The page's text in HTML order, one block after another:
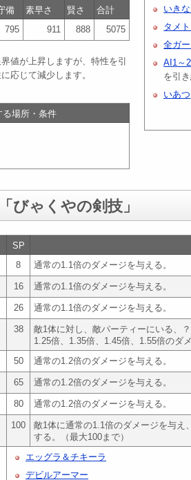
備 素早さ 賢さ
合計
795 911 888 5075
値が上昇しますが、特性を引
応じて減少します。
る場所・条件
いき
タメ
全ガ
AI1～
を引
いあつ
びゃくやの剣技」
SP
8 通常の1.1倍のダメージを与える。
16 通常の1.1倍のダメージを与える。
26 通常の1.1倍のダメージを与える。
38
敵1体に対し、敵パーティーにいる、
1.25倍、1.35倍、1.45倍、1.55倍のダ
50 通常の1.2倍のダメージを与える。
65 通常の1.2倍のダメージを与える。
80 通常の1.2倍のダメージを与える。
100
敵1体に通常の1.1倍のダメージを与え
する。（最大100まで）
エッグラ＆チキーラ
デビルアーマー